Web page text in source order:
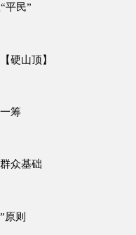
平民”
硬山顶】
筹
众基础
原则